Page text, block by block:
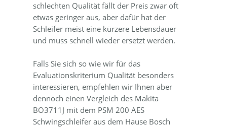
schlechten Qualität fällt der Preis zwar oft
etwas geringer aus, aber dafür hat der
Schleifer meist eine kürzere Lebensdauer
und muss schnell wieder ersetzt werden.
Falls Sie sich so wie wir für das
Evaluationskriterium Qualität besonders
interessieren, empfehlen wir Ihnen aber
dennoch einen Vergleich des Makita
BO3711J mit dem PSM 200 AES
Schwingschleifer aus dem Hause Bosch